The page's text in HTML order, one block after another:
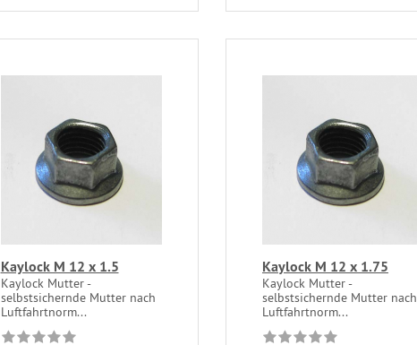
Kaylock M 12 x 1.5
Kaylock Mutter -
selbstsichernde Mutter nach
Luftfahrtnorm...
Kaylock M 12 x 1.75
Kaylock Mutter -
selbstsichernde Mutter nach
Luftfahrtnorm...